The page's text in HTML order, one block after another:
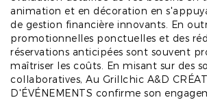
animation et en décoration en
de gestion financière innovants. En
promotionnelles ponctuelles et des
réservations anticipées sont souvent
maîtriser les coûts. En misant sur des
collaboratives, Au Grillchic A&D
D'ÉVÉNEMENTS confirme son